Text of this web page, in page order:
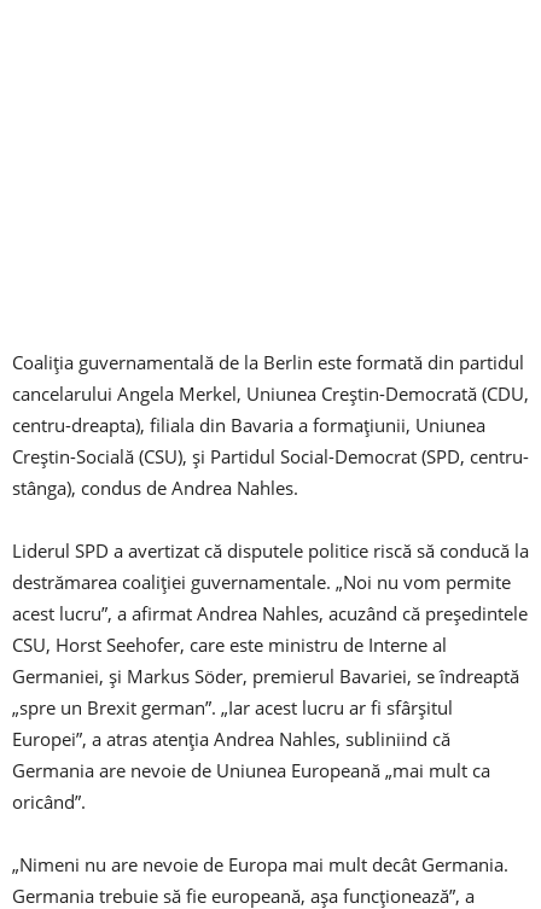
Coaliţia guvernamentală de la Berlin este formată din partidul
cancelarului Angela Merkel, Uniunea Creştin-Democrată (CDU,
centru-dreapta), filiala din Bavaria a formaţiunii, Uniunea
Creştin-Socială (CSU), şi Partidul Social-Democrat (SPD, centru-
stânga), condus de Andrea Nahles.
Liderul SPD a avertizat că disputele politice riscă să conducă la
destrămarea coaliţiei guvernamentale. „Noi nu vom permite
acest lucru”, a afirmat Andrea Nahles, acuzând că preşedintele
CSU, Horst Seehofer, care este ministru de Interne al
Germaniei, şi Markus Söder, premierul Bavariei, se îndreaptă
„spre un Brexit german”. „Iar acest lucru ar fi sfârşitul
Europei”, a atras atenţia Andrea Nahles, subliniind că
Germania are nevoie de Uniunea Europeană „mai mult ca
oricând”.
„Nimeni nu are nevoie de Europa mai mult decât Germania.
Germania trebuie să fie europeană, aşa funcţionează”, a